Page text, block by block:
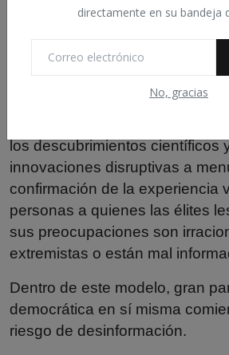
directamente en su bandeja
No, gracias
provoca ira, confirma creencias
la autoridad se clasificará como
manipulable. Pero la política
emocional. La sátira a menudo
con seriedad. La disidencia
los descubrimientos científicos
innovaciones disruptivas a
confirmación de la experiencia
personas a quienes las élites
sus preocupaciones son
extremistas o están mal
Dentro de este modelo, gran
democrática en sí misma
riesgo de desinformación.